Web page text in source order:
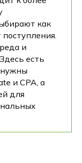
как
и
есть
нужны
и CPA, а
для